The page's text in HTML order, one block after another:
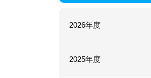
2026年度
2025年度